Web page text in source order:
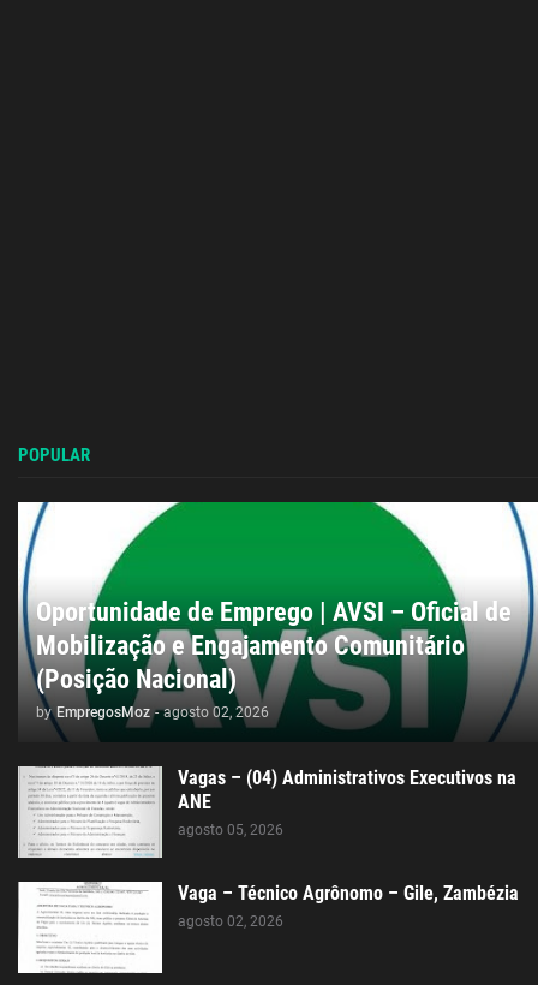
POPULAR
Oportunidade de Emprego | AVSI – Oficial de
Mobilização e Engajamento Comunitário
(Posição Nacional)
by EmpregosMoz - agosto 02, 2026
Vagas – (04) Administrativos Executivos na
ANE
agosto 05, 2026
Vaga – Técnico Agrônomo – Gile, Zambézia
agosto 02, 2026